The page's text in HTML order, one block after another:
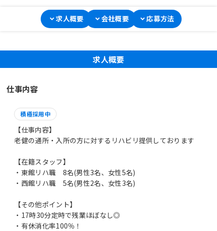
求人概要 会社概要 応募方法
求人概要
仕事内容
積極採用中
【仕事内容】
老健の通所・入所の方に対するリハビリ提供しております
【在籍スタッフ】
・東館リハ職 8名(男性3名、女性5名)
・西館リハ職 5名(男性2名、女性3名)
【その他ポイント】
・17時30分定時で残業ほぼなし◎
・有休消化率100％！